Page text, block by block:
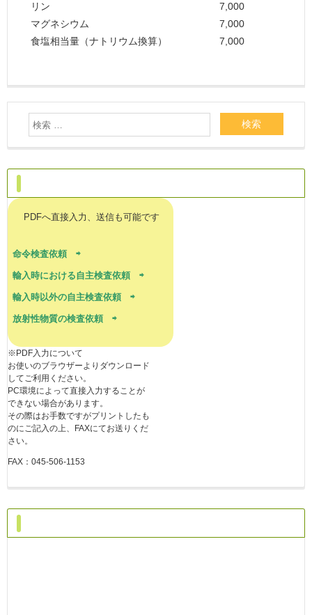
リン
7,000
マグネシウム
7,000
食塩相当量（ナトリウム換算）
7,000
PDFへ直接入力、送信も可能です
命令検査依頼 ⇨
輸入時における自主検査依頼 ⇨
輸入時以外の自主検査依頼 ⇨
放射性物質の検査依頼 ⇨
※PDF入力について
お使いのブラウザーよりダウンロード
してご利用ください。
PC環境によって直接入力することが
できない場合があります。
その際はお手数ですがプリントしたも
のにご記入の上、FAXにてお送りくだ
さい。
FAX：045-506-1153